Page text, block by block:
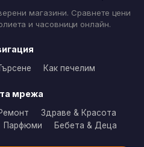
магазини. Сравнете цени
и часовници онлайн.
Как печелим
мрежа
Здраве & Красота
Парфюми Бебета & Деца